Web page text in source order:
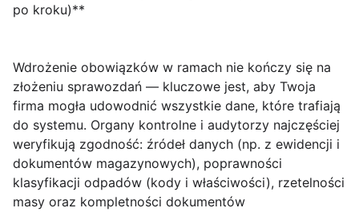
po kroku)**
Wdrożenie obowiązków w ramach nie kończy się na
złożeniu sprawozdań — kluczowe jest, aby Twoja
firma mogła udowodnić wszystkie dane, które trafiają
do systemu. Organy kontrolne i audytorzy najczęściej
weryfikują zgodność: źródeł danych (np. z ewidencji i
dokumentów magazynowych), poprawności
klasyfikacji odpadów (kody i właściwości), rzetelności
masy oraz kompletności dokumentów